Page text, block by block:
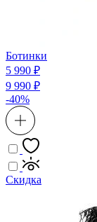
Ботинки
5 990 ₽
9 990 ₽
-40%
Скидка